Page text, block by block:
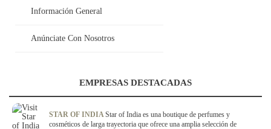
Información General
Anúnciate Con Nosotros
EMPRESAS DESTACADAS
STAR OF INDIAStar of India es una boutique de perfumes y
cosméticos de larga trayectoria que ofrece una amplia selección de